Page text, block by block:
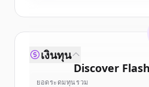
Discover
เงินทุน
ยอดระดมทุนรวม